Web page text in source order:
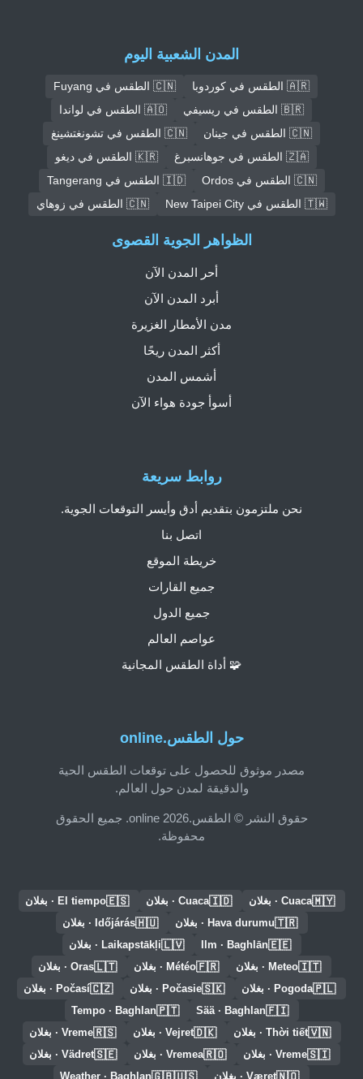
المدن الشعبية اليوم
🇦🇷 الطقس في كوردوبا
🇨🇳 الطقس في Fuyang
🇧🇷 الطقس في ريسيفي
🇦🇴 الطقس في لواندا
🇨🇳 الطقس في جينان
🇨🇳 الطقس في تشونغتشينغ
🇿🇦 الطقس في جوهانسبرغ
🇰🇷 الطقس في ديغو
🇨🇳 الطقس في Ordos
🇮🇩 الطقس في Tangerang
🇹🇼 الطقس في New Taipei City
🇨🇳 الطقس في زوهاي
حول الطقس.online
مصدر موثوق للحصول على توقعات الطقس الحية
والدقيقة لمدن حول العالم.
حقوق النشر © الطقس.online 2026. جميع الحقوق
محفوظة.
روابط سريعة
نحن ملتزمون بتقديم أدق وأيسر التوقعات الجوية.
اتصل بنا
خريطة الموقع
جميع القارات
جميع الدول
عواصم العالم
🧩 أداة الطقس المجانية
الظواهر الجوية القصوى
أحر المدن الآن
أبرد المدن الآن
مدن الأمطار الغزيرة
أكثر المدن ريحًا
أشمس المدن
أسوأ جودة هواء الآن
🇲🇾Cuaca · بغلان 🇮🇩Cuaca · بغلان 🇪🇸El tiempo · بغلان
🇹🇷Hava durumu · بغلان 🇭🇺Időjárás · بغلان
🇪🇪
Ilm · Baghlān
🇱🇻Laikapstākļi · بغلان
🇮🇹Meteo · بغلان 🇫🇷Météo · بغلان 🇱🇹Oras · بغلان
🇵🇱Pogoda · بغلان 🇸🇰Počasie · بغلان 🇨🇿Počasí · بغلان
🇫🇮
Sää · Baghlan
🇵🇹
Tempo · Baghlan
🇻🇳Thời tiết · بغلان 🇩🇰Vejret · بغلان 🇷🇸Vreme · بغلان
🇸🇮Vreme · بغلان 🇷🇴Vremea · بغلان 🇸🇪Vädret · بغلان
🇳🇴Været · بغلان 🇬🇧🇺🇸
Weather · Baghlan